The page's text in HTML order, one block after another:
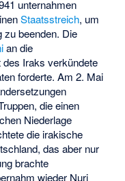
unternahmen
Staatsstreich, um
zu beenden. Die
an die
des Iraks verkündete
forderte. Am 2. Mai
, die einen
Niederlage
die irakische
das aber nur
brachte
wieder Nuri